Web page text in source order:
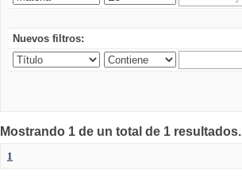
Nuevos filtros:
Mostrando 1 de un total de 1 resultados.
1